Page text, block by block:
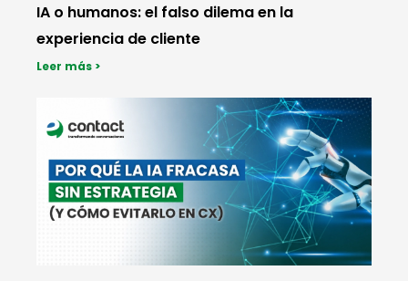
IA o humanos: el falso dilema en la
experiencia de cliente
Leer más >